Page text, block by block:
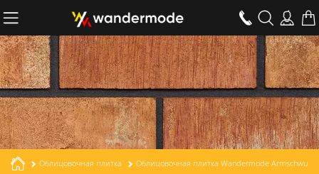
Облицовочная плитка